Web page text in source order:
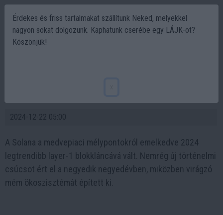
2024-12-22 05:00
A Solana a medvepiaci mélypontokról emelkedve 2024
legtrendibb layer-1 blokkláncává vált. Nemrég új történelmi
csúcsot ért el a negyedik negyedévben, miközben virágzó
mém ökoszisztémát épített ki.
Érdekes és friss tartalmakat szállítunk Neked, melyekkel
nagyon sokat dolgozunk. Kaphatunk cserébe egy LÁJK-ot?
Köszönjük!